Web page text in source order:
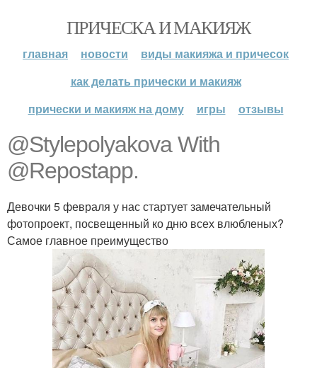
ПРИЧЕСКА И МАКИЯЖ
главная новости
виды макияжа и причесок
как делать прически и макияж
прически и макияж на дому
игры отзывы
@Stylepolyakova With
@Repostapp.
Девочки 5 февраля у нас стартует замечательный
фотопроект, посвещенный ко дню всех влюбленых?
Самое главное преимущество